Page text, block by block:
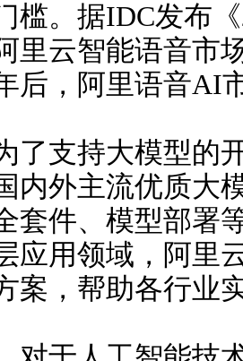
槛。据IDC发布
里云智能语音市
后，阿里语音AI
了支持大模型的
内外主流优质大
套件、模型部署
应用领域，阿里
案，帮助各行业